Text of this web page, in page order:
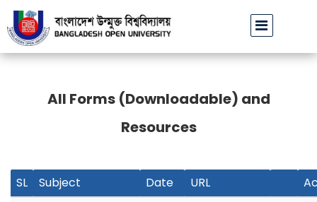
বাউবি উপাচার্যের পরিচয়ে প্রতারণার চেষ্টা: সর্বসাধারণকে সতর্ক
All Forms (Downloadable) and
Resources
SL Subject Date URL